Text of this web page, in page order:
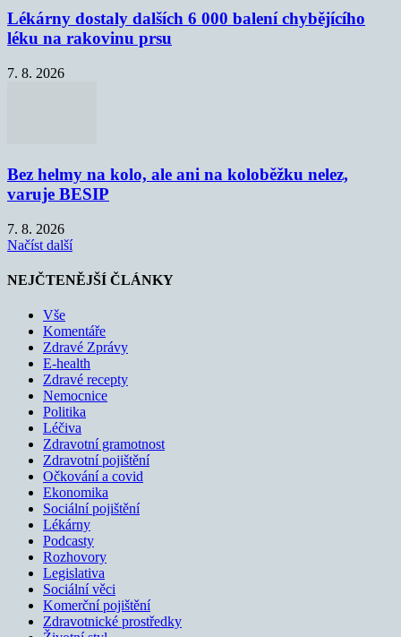
Lékárny dostaly dalších 6 000 balení chybějícího
léku na rakovinu prsu
7. 8. 2026
Bez helmy na kolo, ale ani na koloběžku nelez,
varuje BESIP
7. 8. 2026
Načíst další
NEJČTENĚJŠÍ ČLÁNKY
Vše
Komentáře
Zdravé Zprávy
E-health
Zdravé recepty
Nemocnice
Politika
Léčiva
Zdravotní gramotnost
Zdravotní pojištění
Očkování a covid
Ekonomika
Sociální pojištění
Lékárny
Podcasty
Rozhovory
Legislativa
Sociální věci
Komerční pojištění
Zdravotnické prostředky